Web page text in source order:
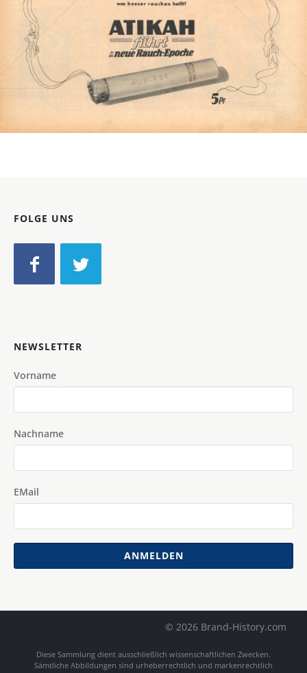
FOLGE UNS
NEWSLETTER
Vorname
Nachname
EMail
ANMELDEN
© 2026 Brand-History.com
Diese Sammlung dient ausschließlich wissenschaftlichen Zwecken.
Sämtliche Abbildungen sind urheberrechtlich und markenrechtlich